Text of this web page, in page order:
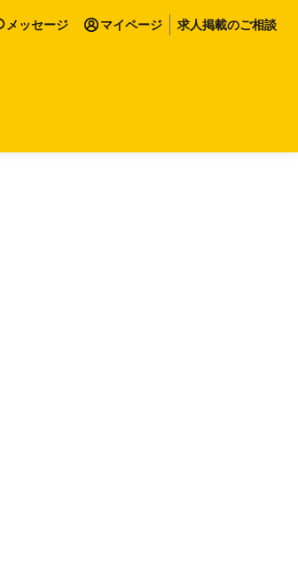
メッセージ マイページ 求人掲載のご相談